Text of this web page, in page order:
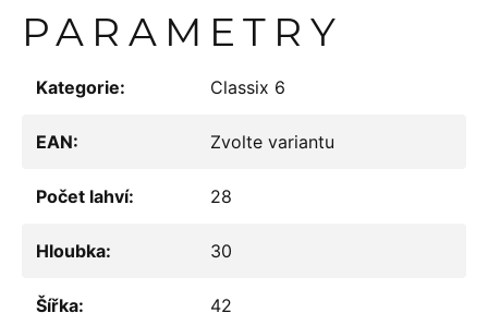
PARAMETRY
Kategorie: Classix 6
EAN: Zvolte variantu
Počet lahví: 28
Hloubka: 30
Šířka: 42